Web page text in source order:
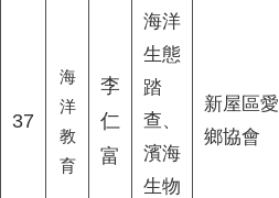
37
海
洋
教
育
李
仁
富
海洋
生態
踏
查、
濱海
生物
新屋區愛
鄉協會